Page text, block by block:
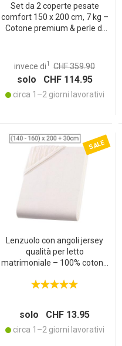
Set da 2 coperte pesate
comfort 150 x 200 cm, 7 kg –
Cotone premium & perle di
riduzione dello stress
invece di1 CHF 359.90
solo CHF 114.95
circa 1–2 giorni lavorativi
SALE
Lenzuolo con angoli jersey
qualità per letto
matrimoniale – 100% cotone
OEKO‑TEX Standard 100 –
solo CHF 13.95
circa 1–2 giorni lavorativi